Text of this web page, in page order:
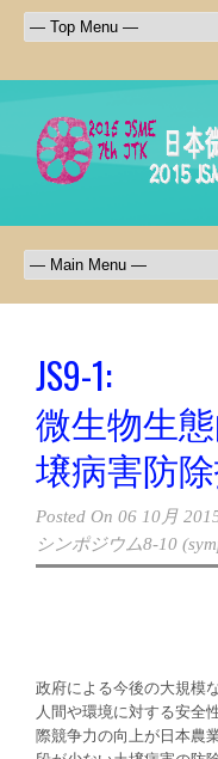
JS9-1:
微生物生
壌病害防
Posted On 06 10月
シンポジウム8-10
政府による今後の大規模
人間や環境に対する安全
際競争力の向上が日本農